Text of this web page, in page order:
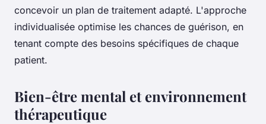
concevoir un plan de traitement adapté. L'approche
individualisée optimise les chances de guérison, en
tenant compte des besoins spécifiques de chaque
patient.
Bien-être mental et environnement
thérapeutique